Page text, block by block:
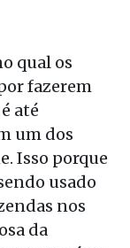
qual os
fazerem
até
um dos
Isso porque
usado
nos
da